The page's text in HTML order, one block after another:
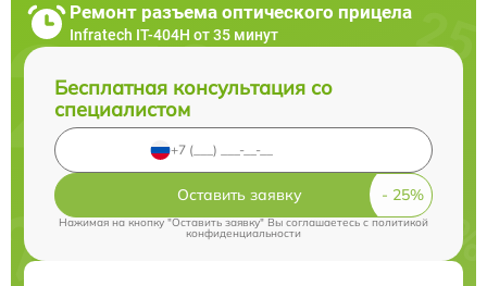
Ремонт разъема оптического прицела
Infratech IT-404H от 35 минут
Бесплатная консультация со
специалистом
Оставить заявку
Нажимая на кнопку "Оставить заявку" Вы соглашаетесь cполитикой
конфиденциальности